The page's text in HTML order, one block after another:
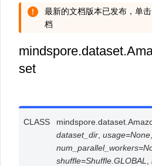
最新的文档版本已发布，单击
档
set
CLASS mindspore.dataset.
dataset_dir ,usage=None
num_parallel_workers=
shuffle=Shuffle.GLOBAL ,